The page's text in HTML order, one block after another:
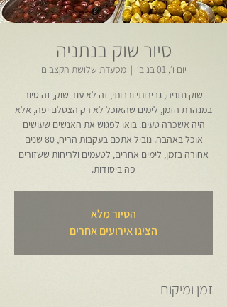
סיור שוק בנתניה
יום ו׳, 01 בנוב׳
  |
מסעדת שלושת הקצבים
שוק נתניה, גבירותי ורבותי, זה לא עוד שוק, זה סיור
במנהרת הזמן, לימים שהאוכל לא רק הצטלם יפה, אלא
היה אשכרה טעים. בואו לפגוש את האנשים שעושים
אוכל באהבה. נוביל אתכם בעקבות הריח, 80 שנים
אחורה בזמן, לימים אחרים, לטעמים ולריחות ששזורים
פה ביסודות.
הסיור מלא
הציגו אירועים אחרים
זמן ומיקום